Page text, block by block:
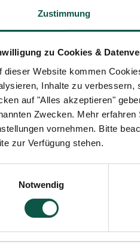
Zustimmung
zu Cookies &
dieser Website kommen
Inhalte zu verbessern,
auf "Alles akzeptieren"
Zwecken. Mehr
vornehmen. Bitte
zur Verfügung stehen.
Notwendig
kombiniert.
coneva unterstützen Kunden
, optimiertem Energiemanagement
für unsere Kunden einfach.“,
E-Mobilität.
und gewerbliche
und zu optimieren.
und genutzt. Die coneva